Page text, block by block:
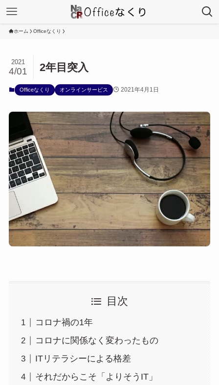
ホーム Officeなくり
2年目突入
2021
4/01
Officeなくり オンラインサービス 2021年4月1日
目次
コロナ禍の1年
コロナに関係なく変わったもの
ITリテラシーによる格差
それだからこそ「よりそうIT」